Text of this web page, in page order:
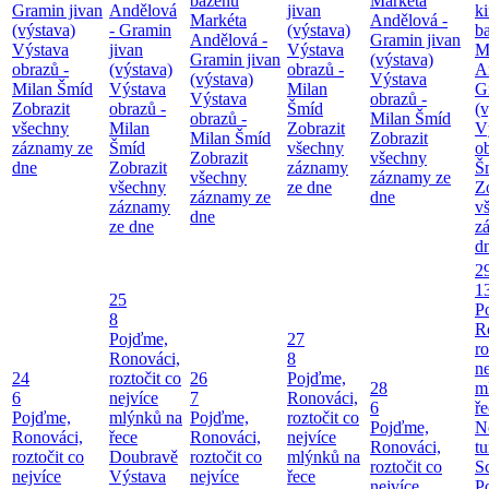
Gramin jivan
(výstava)
Výstava
obrazů -
Milan Šmíd
Zobrazit
všechny
záznamy ze
dne
Andělová
- Gramin
jivan
(výstava)
Výstava
obrazů -
Milan
Šmíd
Zobrazit
všechny
záznamy
ze dne
Markéta
Andělová -
Gramin jivan
(výstava)
Výstava
obrazů -
Milan Šmíd
Zobrazit
všechny
záznamy ze
dne
jivan
(výstava)
Výstava
obrazů -
Milan
Šmíd
Zobrazit
všechny
záznamy
ze dne
Andělová -
Gramin jivan
(výstava)
Výstava
obrazů -
Milan Šmíd
Zobrazit
všechny
záznamy ze
dne
24
6
Pojďme,
Ronováci,
roztočit co
nejvíce
25
8
Pojďme,
Ronováci,
roztočit co
nejvíce
mlýnků na
řece
Doubravě
Výstava
26
7
Pojďme,
Ronováci,
roztočit co
nejvíce
27
8
Pojďme,
Ronováci,
roztočit co
nejvíce
mlýnků na
řece
28
6
Pojďme,
Ronováci,
roztočit co